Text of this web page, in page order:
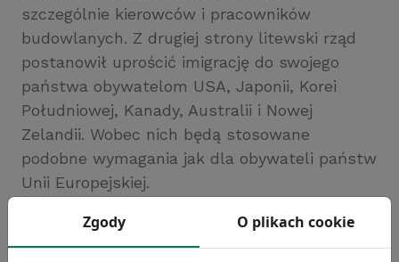
szczególnie kierowców i pracowników
budowlanych. Z drugiej strony litewski rząd
postanowił uprościć imigrację do swojego
państwa obywatelom USA, Japonii, Korei
Południowej, Kanady, Australii i Nowej
Zelandii. Wobec nich będą stosowane
podobne wymagania jak dla obywateli państw
Unii Europejskiej.
Chcesz wiedzieć więcej?
Zgody O plikach cookie